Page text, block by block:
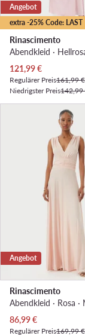
extra -25% Code: LAST
Angebot
Rinascimento
Abendkleid ·
Aktueller Preis
121,99€
Regulärer Preis161,99 €
Niedrigster Preis142,99
Angebot
Rinascimento
Aktueller Preis
86,99€
Regulärer Preis169,99 €